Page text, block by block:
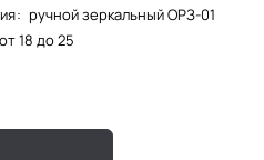
: ручной зеркальный ОРЗ-01
от 18 до 25